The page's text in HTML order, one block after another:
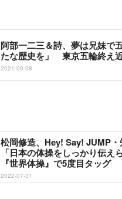
阿部一二三＆詩、夢は兄妹で
たな歴史を」 東京五輪終え
2021-09-08
松岡修造、Hey! Say! JUMP
「日本の体操をしっかり伝え
『世界体操』で5度目タッグ
2022-07-31